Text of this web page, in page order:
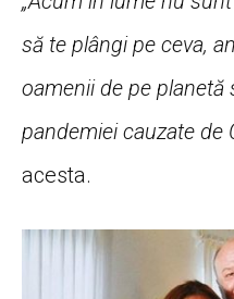
să te plângi pe ceva,
oamenii de pe planetă
pandemiei cauzate de
acesta.